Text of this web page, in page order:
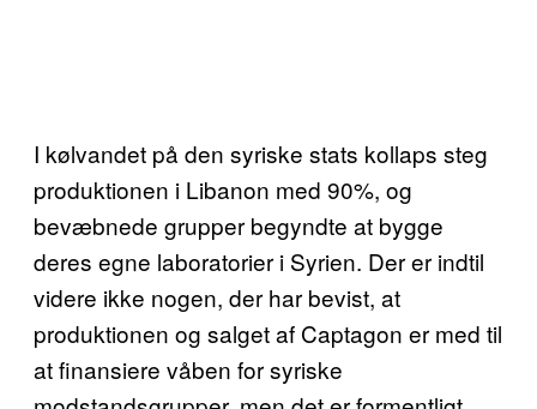
I kølvandet på den syriske stats kollaps steg
produktionen i Libanon med 90%, og
bevæbnede grupper begyndte at bygge
deres egne laboratorier i Syrien. Der er indtil
videre ikke nogen, der har bevist, at
produktionen og salget af Captagon er med til
at finansiere våben for syriske